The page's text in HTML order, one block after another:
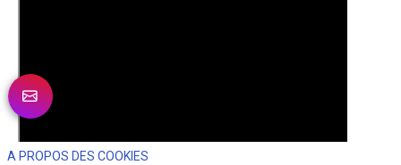
A PROPOS DES COOKIES